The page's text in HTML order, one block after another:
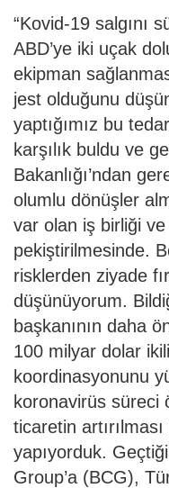
“Kovid-19 salgını
ABD’ye iki uçak
ekipman
jest olduğunu
yaptığımız bu
karşılık buldu ve
Bakanlığı’ndan
olumlu dönüşler
var olan iş birliği
pekiştirilmesinde.
risklerden ziyade
düşünüyorum.
başkanının daha
100 milyar dolar
koordinasyonunu
koronavirüs süreci
ticaretin
yapıyorduk.
Group’a (BCG),